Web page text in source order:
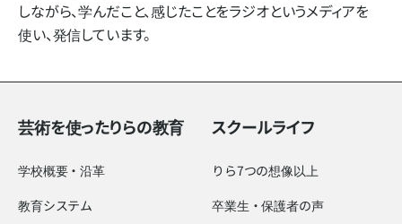
しながら、​学んだ​こと、​感じた​ことを​ラジオと​いう​メディアを​
使い、​発信しています。
芸術を使ったりらの教育
学校概要・沿革
教育システム
スクールライフ
りら7つの想像以上
卒業生・保護者の声